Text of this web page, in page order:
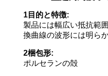
1目的と特徴:
製品には幅広い抵抗範
換曲線の波形には明ら
2梱包形:
ポルセランの殻